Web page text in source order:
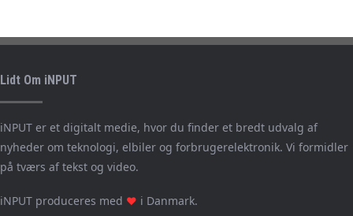
Lidt Om iNPUT
iNPUT er et digitalt medie, hvor du finder et bredt udvalg af
nyheder om teknologi, elbiler og forbrugerelektronik. Vi formidler
på tværs af tekst og video.
iNPUT produceres med ❤ i Danmark.